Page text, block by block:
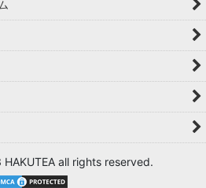
all rights reserved.